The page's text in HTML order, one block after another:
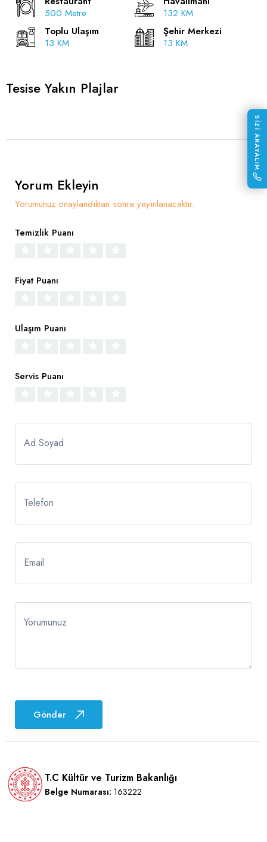
500 Metre
132 KM
Toplu Ulaşım
13 KM
Şehir Merkezi
13 KM
Tesise Yakın Plajlar
Yorum Ekleyin
Yorumunuz onaylandıktan sonra yayınlanacaktır.
Temizlik Puanı
Fiyat Puanı
Ulaşım Puanı
Servis Puanı
Ad Soyad
Telefon
Email
Yorumunuz
Gönder
T.C Kültür ve Turizm Bakanlığı
Belge Numarası: 163222
SİZİ ARAYALIM